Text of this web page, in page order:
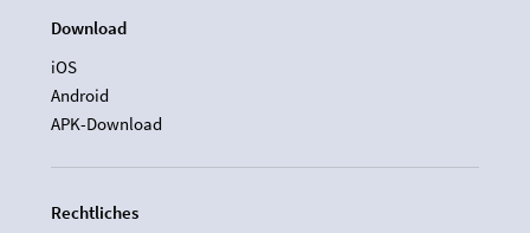
Download
iOS
Android
APK-Download
Rechtliches